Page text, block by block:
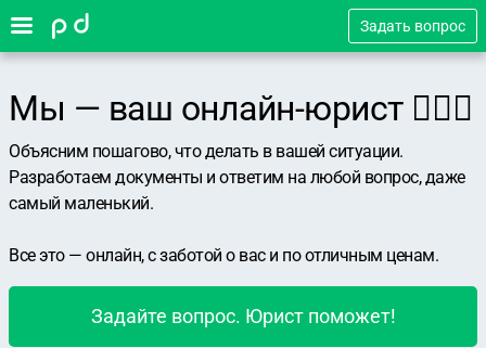
Задать вопрос
Мы — ваш онлайн-юрист 👨🏻‍⚖️
Объясним пошагово, что делать в вашей ситуации.
Разработаем документы и ответим на любой вопрос, даже
самый маленький.
Все это — онлайн, с заботой о вас и по отличным ценам.
Задайте вопрос. Юрист поможет!